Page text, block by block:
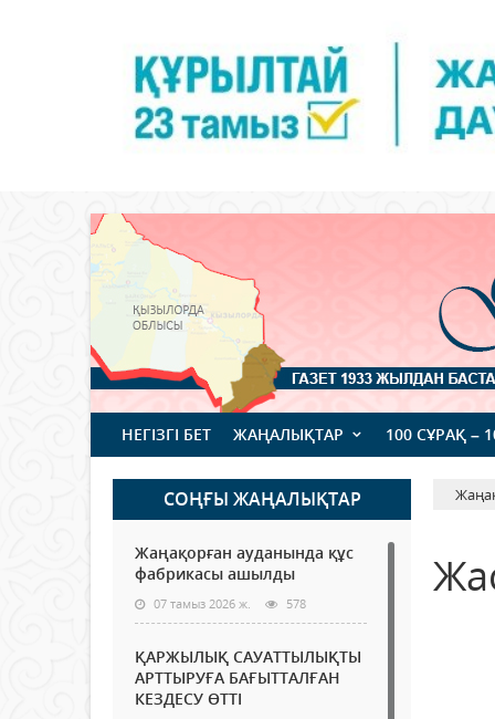
НЕГІЗГІ БЕТ ЖАҢАЛЫҚТАР 100 СҰРАҚ –
СОҢҒЫ ЖАҢАЛЫҚТАР
Жаңақорған ауданында құс
фабрикасы ашылды
07 тамыз 2026 ж. 578
ҚАРЖЫЛЫҚ САУАТТЫЛЫҚТЫ
АРТТЫРУҒА БАҒЫТТАЛҒАН
КЕЗДЕСУ ӨТТІ